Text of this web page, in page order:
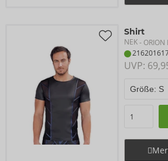
Shirt
NEK- ORION
UVP: